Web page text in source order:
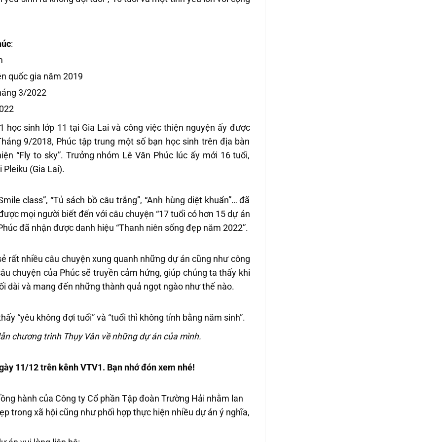
:
quốc gia năm 2019
3/2022
học sinh lớp 11 tại Gia Lai và công việc thiện nguyện ấy được
9/2018, Phúc tập trung một số bạn học sinh trên địa bàn
“Fly to sky”. Trưởng nhóm Lê Văn Phúc lúc ấy mới 16 tuổi,
(Gia Lai).
class”, “Tủ sách bồ câu trắng”, “Anh hùng diệt khuẩn”… đã
mọi người biết đến với câu chuyện “17 tuổi có hơn 15 dự án
đã nhận được danh hiệu “Thanh niên sống đẹp năm 2022”.
rất nhiều câu chuyện xung quanh những dự án cũng như công
chuyện của Phúc sẽ truyền cảm hứng, giúp chúng ta thấy khi
dài và mang đến những thành quả ngọt ngào như thế nào.
“yêu không đợi tuổi” và “tuổi thì không tính bằng năm sinh”.
chương trình Thụy Vân về những dự án của mình.
11/12 trên kênh VTV1. Bạn nhớ đón xem nhé!
hành của Công ty Cổ phần Tập đoàn Trường Hải nhằm lan
trong xã hội cũng như phối hợp thực hiện nhiều dự án ý nghĩa,